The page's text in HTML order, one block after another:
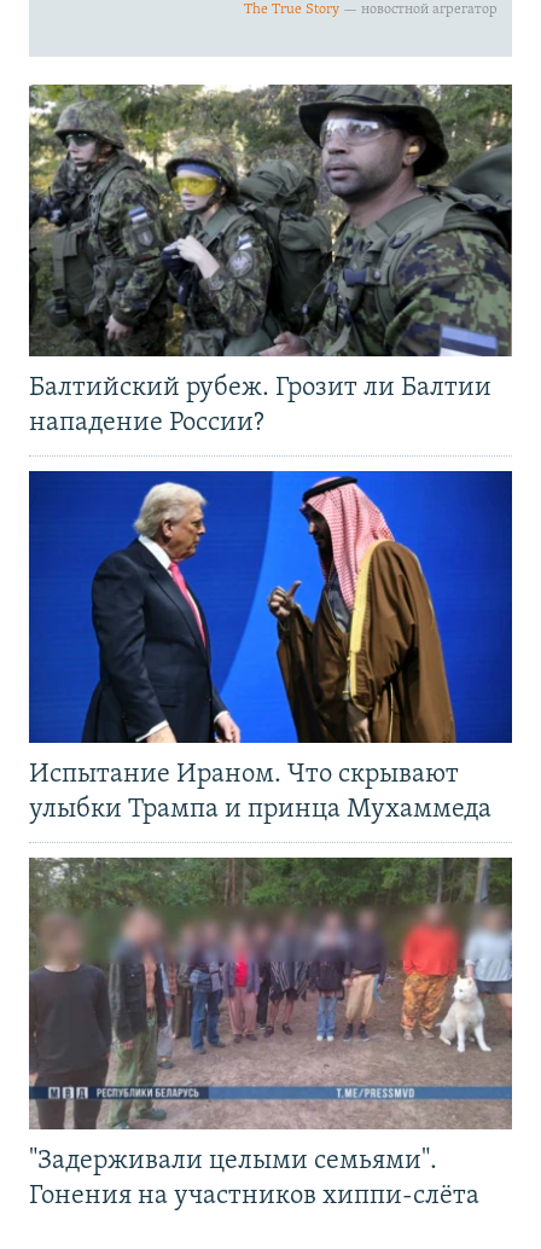
Балтийский рубеж. Грозит ли Балтии
нападение России?
Испытание Ираном. Что скрывают
улыбки Трампа и принца Мухаммеда
"Задерживали целыми семьями".
Гонения на участников хиппи-слёта